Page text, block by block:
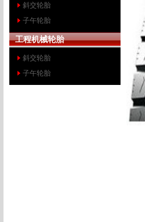
斜交轮胎
子午轮胎
工程机械轮胎
斜交轮胎
子午轮胎